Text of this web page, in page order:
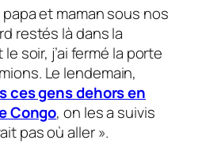
et maman sous nos
restés là dans la
soir, j’ai fermé la porte
Le lendemain,
ces gens dehors en
Congo, on les a suivis
pas où aller».